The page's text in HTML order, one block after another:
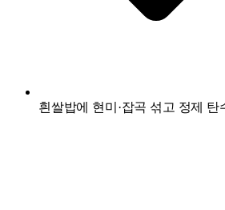
흰쌀밥에 현미·잡곡 섞고 정제 탄